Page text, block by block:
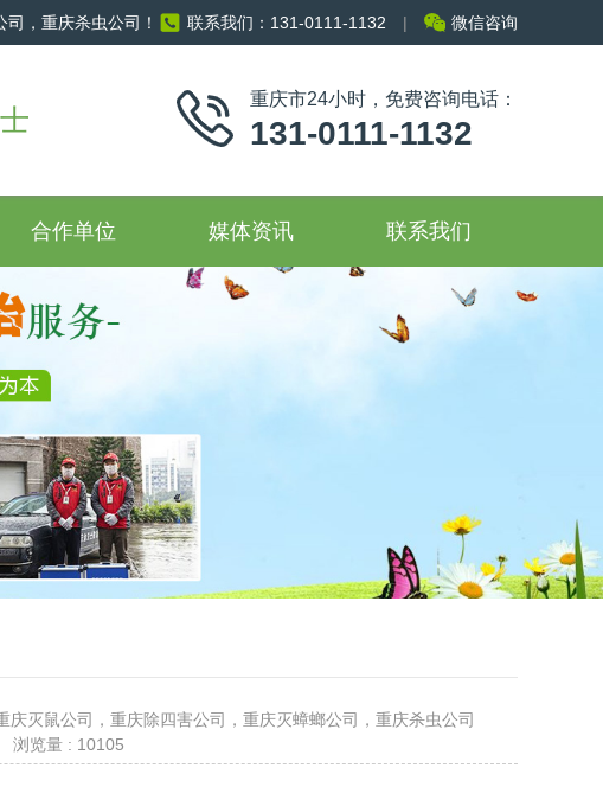
联系我们：131-0111-1132 | 微信咨询
，重庆杀虫公司！
重庆市24小时，免费咨询电话：
131-0111-1132
合作单位 媒体资讯 联系我们
灭鼠公司，重庆除四害公司，重庆灭蟑螂公司，重庆杀虫公司
浏览量 : 10105